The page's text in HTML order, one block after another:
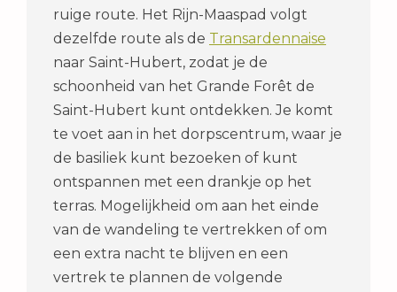
ruige route. Het Rijn-Maaspad volgt
dezelfde route als de Transardennaise
naar Saint-Hubert, zodat je de
schoonheid van het Grande Forêt de
Saint-Hubert kunt ontdekken. Je komt
te voet aan in het dorpscentrum, waar je
de basiliek kunt bezoeken of kunt
ontspannen met een drankje op het
terras. Mogelijkheid om aan het einde
van de wandeling te vertrekken of om
een extra nacht te blijven en een
vertrek te plannen de volgende